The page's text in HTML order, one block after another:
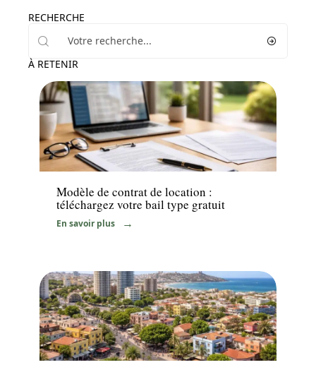
RECHERCHE
À RETENIR
Immo
Modèle de contrat de location :
téléchargez votre bail type gratuit
En savoir plus
Immo